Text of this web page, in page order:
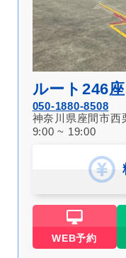
ルート246
050-1880-8508
神奈川県座間市西
9:00 ~ 19:00
WEB予約